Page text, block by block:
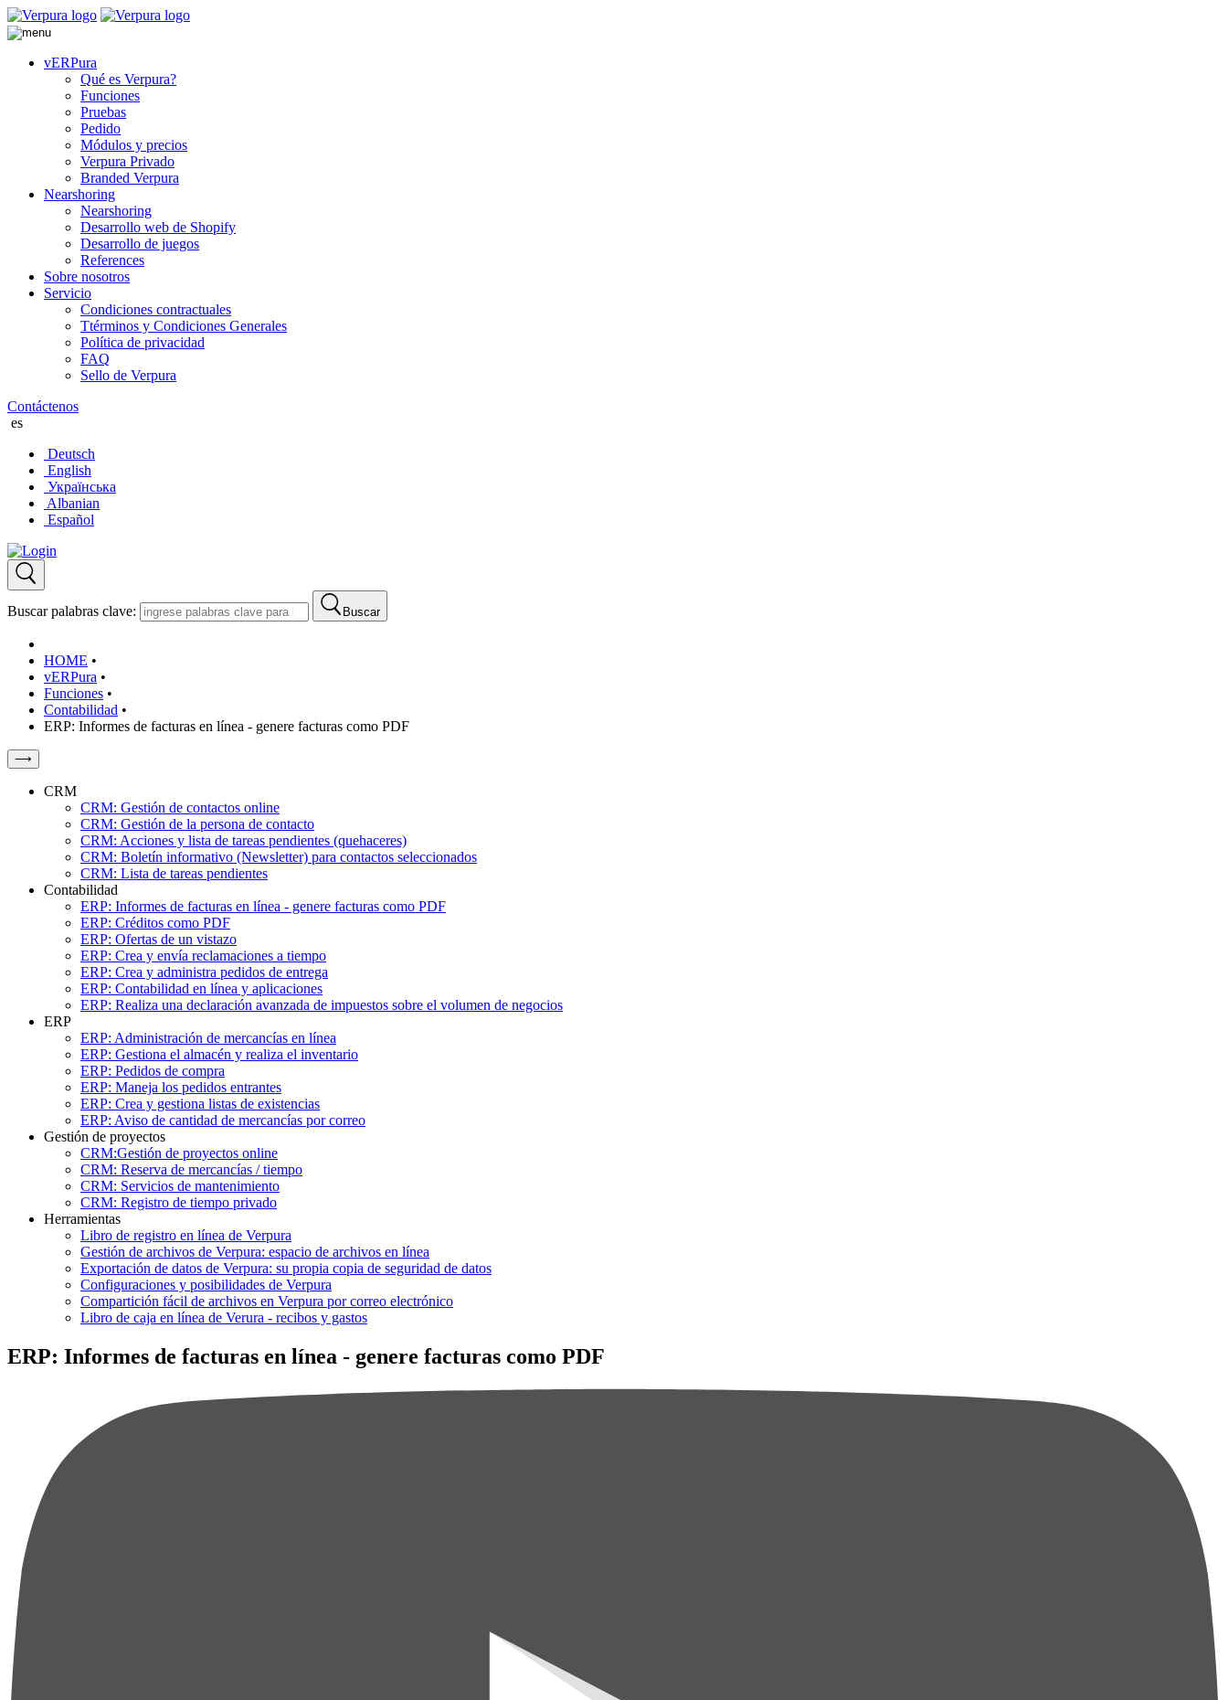
vERPura
Qué es Verpura?
Funciones
Pruebas
Pedido
Módulos y precios
Verpura Privado
Branded Verpura
Nearshoring
Nearshoring
Desarrollo web de Shopify
Desarrollo de juegos
References
Sobre nosotros
Servicio
Condiciones contractuales
Ttérminos y Condiciones Generales
Política de privacidad
FAQ
Sello de Verpura
Contáctenos
es
Deutsch
English
Українська
Albanian
Español
Buscar palabras clave: Buscar
HOME •
vERPura •
Funciones •
Contabilidad •
ERP: Informes de facturas en línea - genere facturas como PDF
⟶
CRM
CRM: Gestión de contactos online
CRM: Gestión de la persona de contacto
CRM: Acciones y lista de tareas pendientes (quehaceres)
CRM: Boletín informativo (Newsletter) para contactos seleccionados
CRM: Lista de tareas pendientes
Contabilidad
ERP: Informes de facturas en línea - genere facturas como PDF
ERP: Créditos como PDF
ERP: Ofertas de un vistazo
ERP: Crea y envía reclamaciones a tiempo
ERP: Crea y administra pedidos de entrega
ERP: Contabilidad en línea y aplicaciones
ERP: Realiza una declaración avanzada de impuestos sobre el volumen de negocios
ERP
ERP: Administración de mercancías en línea
ERP: Gestiona el almacén y realiza el inventario
ERP: Pedidos de compra
ERP: Maneja los pedidos entrantes
ERP: Crea y gestiona listas de existencias
ERP: Aviso de cantidad de mercancías por correo
Gestión de proyectos
CRM:Gestión de proyectos online
CRM: Reserva de mercancías / tiempo
CRM: Servicios de mantenimiento
CRM: Registro de tiempo privado
Herramientas
Libro de registro en línea de Verpura
Gestión de archivos de Verpura: espacio de archivos en línea
Exportación de datos de Verpura: su propia copia de seguridad de datos
Configuraciones y posibilidades de Verpura
Compartición fácil de archivos en Verpura por correo electrónico
Libro de caja en línea de Verura - recibos y gastos
ERP: Informes de facturas en línea - genere facturas como PDF